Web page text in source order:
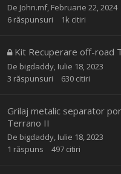
De John.mf, Februarie 22, 2024
6 răspunsuri 1k citiri
Kit Recuperare off-road
De bigdaddy Iulie 18, 2023
3 răspunsuri 630 citiri
Grilaj metalic separator
Terrano II
De bigdaddy Iulie 18, 2023
1 răspuns 497 citiri